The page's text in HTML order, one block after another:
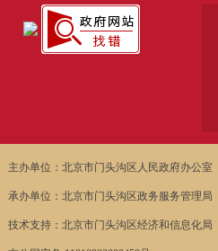
主办单位：北京市门头沟区人民政府办公室
承办单位：北京市门头沟区政务服务管理局
技术支持：北京市门头沟区经济和信息化局